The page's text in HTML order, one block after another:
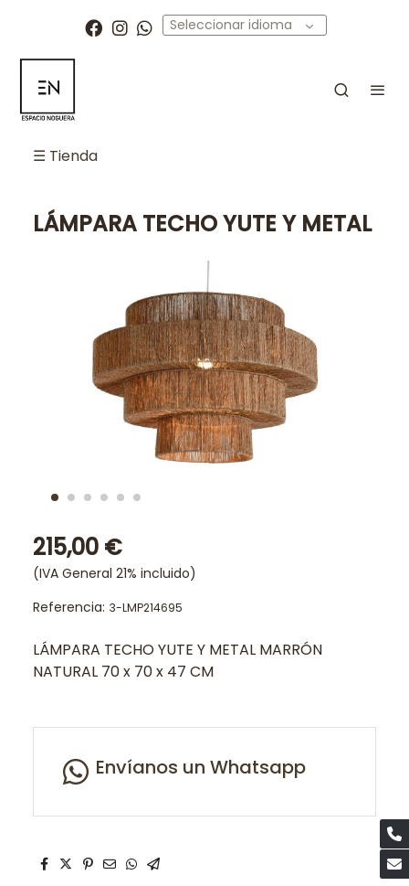
Seleccionar idioma
☰ Tienda
LÁMPARA TECHO YUTE Y METAL
215,00 €
(IVA General 21% incluido)
Referencia: 3-LMP214695
LÁMPARA TECHO YUTE Y METAL MARRÓN
NATURAL 70 x 70 x 47 CM
Envíanos un Whatsapp